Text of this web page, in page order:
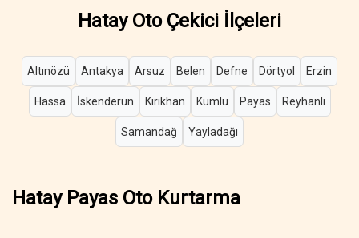
Hatay Oto Çekici İlçeleri
Altınözü Antakya Arsuz Belen Defne Dörtyol Erzin
Hassa İskenderun Kırıkhan Kumlu Payas Reyhanlı
Samandağ Yayladağı
Hatay Payas Oto Kurtarma